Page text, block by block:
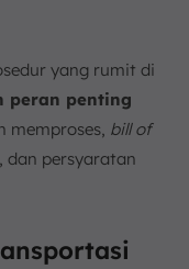
yang rumit di
peran penting
memproses, bill of
dan persyaratan